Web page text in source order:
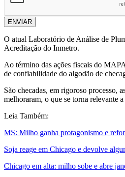
ENVIAR
O atual Laboratório de Análise de
Acreditação do Inmetro.
Ao término das ações fiscais do
de confiabilidade do algodão de
São checadas, em rigoroso processo,
melhoraram, o que se torna relevante
Leia Também:
MS: Milho ganha protagonismo e
Soja reage em Chicago e devolve
Chicago em alta: milho sobe e abre